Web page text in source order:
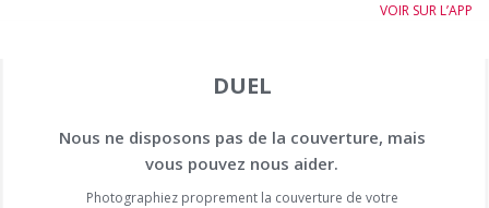
VOIR SUR L’APP
DUEL
Nous ne disposons pas de la couverture, mais
vous pouvez nous aider.
Photographiez proprement la couverture de votre